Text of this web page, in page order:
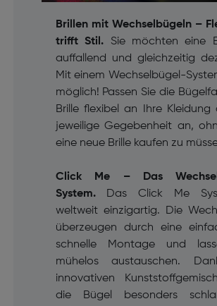
Brillen mit Wechselbügeln –
trifft Stil. Sie möchten eine
auffallend und gleichzeitig
Mit einem Wechselbügel-
möglich! Passen Sie die
Brille flexibel an Ihre Kleidung
jeweilige Gegebenheit an,
eine neue Brille kaufen zu
Click Me – Das
System. Das Click Me
weltweit einzigartig. Die
überzeugen durch eine
schnelle Montage und
mühelos austauschen.
innovativen
die Bügel besonders